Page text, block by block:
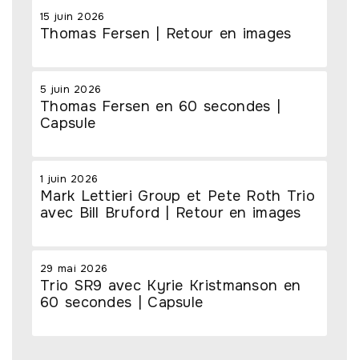
15 juin 2026
Thomas Fersen | Retour en images
5 juin 2026
Thomas Fersen en 60 secondes |
Capsule
1 juin 2026
Mark Lettieri Group et Pete Roth Trio
avec Bill Bruford | Retour en images
29 mai 2026
Trio SR9 avec Kyrie Kristmanson en
60 secondes | Capsule